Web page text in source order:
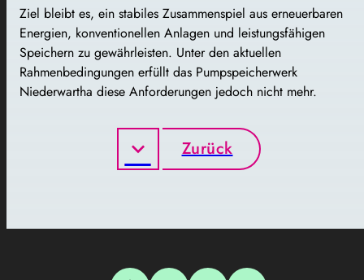
Ziel bleibt es, ein stabiles Zusammenspiel aus erneuerbaren
Energien, konventionellen Anlagen und leistungsfähigen
Speichern zu gewährleisten. Unter den aktuellen
Rahmenbedingungen erfüllt das Pumpspeicherwerk
Niederwartha diese Anforderungen jedoch nicht mehr.
Zurück